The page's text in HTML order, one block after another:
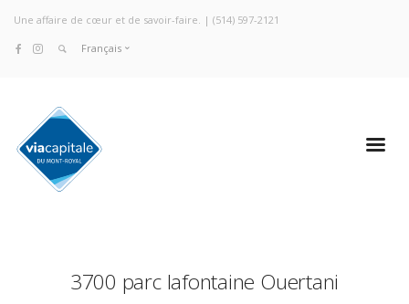
Une affaire de cœur et de savoir-faire. | (514) 597-2121
Français
3700 parc lafontaine Ouertani